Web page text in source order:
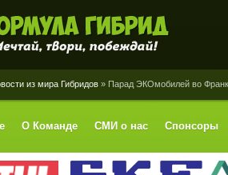
Гибрид
из мира Гибридов » Парад ЭКОмобилей во
О Команде СМИ о нас Спонсоры